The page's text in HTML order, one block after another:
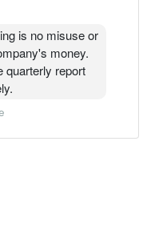
is no misuse or
money.
quarterly report